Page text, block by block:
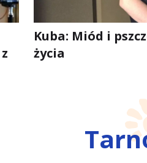
Kuba: Miód i
życia